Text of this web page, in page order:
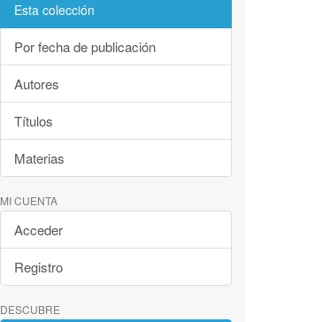
Esta colección
Por fecha de publicación
Autores
Títulos
Materias
MI CUENTA
Acceder
Registro
DESCUBRE